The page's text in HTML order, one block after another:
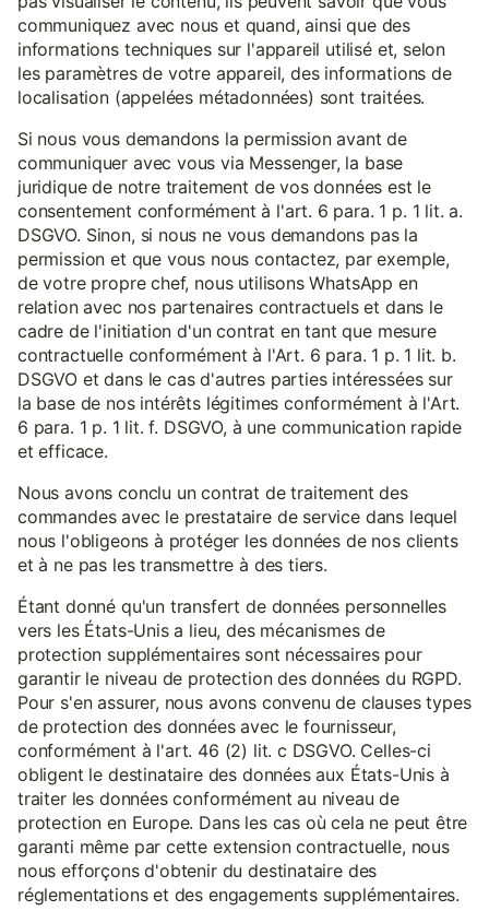
communiquez avec nous et quand, ainsi que des
informations techniques sur l'appareil utilisé et, selon
les paramètres de votre appareil, des informations de
localisation (appelées métadonnées) sont traitées.
Si nous vous demandons la permission avant de
communiquer avec vous via Messenger, la base
juridique de notre traitement de vos données est le
consentement conformément à l'art. 6 para. 1 p. 1 lit. a.
DSGVO. Sinon, si nous ne vous demandons pas la
permission et que vous nous contactez, par exemple,
de votre propre chef, nous utilisons WhatsApp en
relation avec nos partenaires contractuels et dans le
cadre de l'initiation d'un contrat en tant que mesure
contractuelle conformément à l'Art. 6 para. 1 p. 1 lit. b.
DSGVO et dans le cas d'autres parties intéressées sur
la base de nos intérêts légitimes conformément à l'Art.
6 para. 1 p. 1 lit. f. DSGVO, à une communication rapide
et efficace.
Nous avons conclu un contrat de traitement des
commandes avec le prestataire de service dans lequel
nous l'obligeons à protéger les données de nos clients
et à ne pas les transmettre à des tiers.
Étant donné qu'un transfert de données personnelles
vers les États-Unis a lieu, des mécanismes de
protection supplémentaires sont nécessaires pour
garantir le niveau de protection des données du RGPD.
Pour s'en assurer, nous avons convenu de clauses types
de protection des données avec le fournisseur,
conformément à l'art. 46 (2) lit. c DSGVO. Celles-ci
obligent le destinataire des données aux États-Unis à
traiter les données conformément au niveau de
protection en Europe. Dans les cas où cela ne peut être
garanti même par cette extension contractuelle, nous
nous efforçons d'obtenir du destinataire des
réglementations et des engagements supplémentaires.